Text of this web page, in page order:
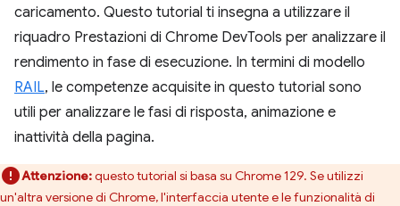
caricamento. Questo tutorial ti insegna a utilizzare il
riquadro Prestazioni di Chrome DevTools per analizzare il
rendimento in fase di esecuzione. In termini di modello
RAIL, le competenze acquisite in questo tutorial sono
utili per analizzare le fasi di risposta, animazione e
inattività della pagina.
Attenzione:questo tutorial si basa su Chrome 129. Se utilizzi
un'altra versione di Chrome, l'interfaccia utente e le funzionalità di